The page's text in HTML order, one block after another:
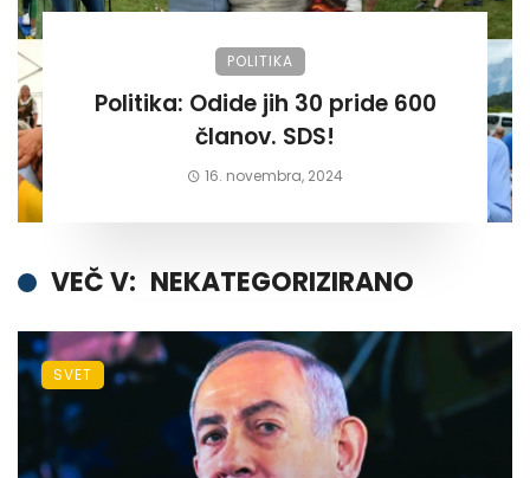
POLITIKA
Politika: Odide jih 30 pride 600
članov. SDS!
16. novembra, 2024
VEČ V: NEKATEGORIZIRANO
SVET